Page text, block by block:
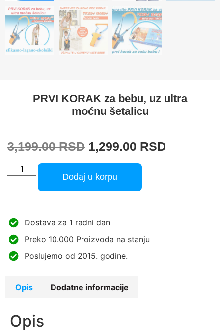
PRVI KORAK za bebu, uz ultra
moćnu šetalicu
3,199.00RSD 1,299.00 RSD
Dodaj u korpu
Dostava za 1 radni dan
Preko 10.000 Proizvoda na stanju
Poslujemo od 2015. godine.
Opis Dodatne informacije
Opis